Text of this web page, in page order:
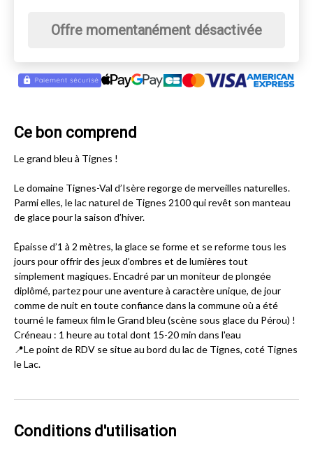
Offre momentanément désactivée
Ce bon comprend
Le grand bleu à Tignes !
Le domaine Tignes-Val d’Isère regorge de merveilles naturelles.
Parmi elles, le lac naturel de Tignes 2100 qui revêt son manteau
de glace pour la saison d’hiver.
Épaisse d’1 à 2 mètres, la glace se forme et se reforme tous les
jours pour offrir des jeux d’ombres et de lumières tout
simplement magiques. Encadré par un moniteur de plongée
diplômé, partez pour une aventure à caractère unique, de jour
comme de nuit en toute confiance dans la commune où a été
tourné le fameux film le Grand bleu (scène sous glace du Pérou) !
Créneau : 1 heure au total dont 15-20 min dans l'eau
📍Le point de RDV se situe au bord du lac de Tignes, coté Tignes
le Lac.
Conditions d'utilisation